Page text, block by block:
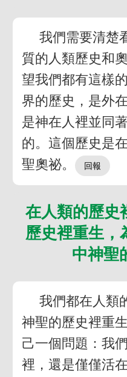
我們需要清楚
質的人類歷史和
望我們都有這樣
界的歷史，是外
是神在人裡並同
的。這個歷史是
聖奧祕。
在人類的歷史
歷史裡重生，
中神聖
我們都在人類
神聖的歷史裡重
己一個問題：我
裡，還是僅僅活